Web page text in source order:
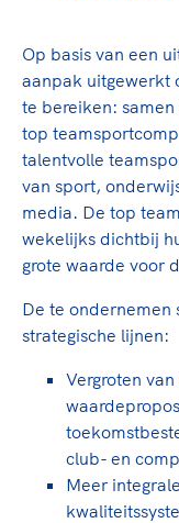
Sportonderzoek
Sportakkoord II
Game Changer
Olympische
Nieuwspagina
Columns
Officials
Veilige en
Diversiteit en
Gezonde
Duurzaamheid
Bekwaam
Clubacties
Handboek Wet-
Opleidingen en
TeamNL
Kennisaanbod
TeamNL Sport
Olympische
Paralympische
Topsportbeleid
Pers
Op basis van een
aanpak uitgewerkt
te bereiken:
top
talentvolle
van sport,
media. De top
wekelijks dichtbij
grote waarde voor
De te
strategische lijnen:
Vergroten
club- en
Meer